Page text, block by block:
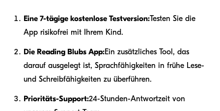
Eine 7-tägige kostenlose Testversion:Testen Sie die
App risikofrei mit Ihrem Kind.
Die Reading Blubs App:Ein zusätzliches Tool, das
darauf ausgelegt ist, Sprachfähigkeiten in frühe Lese-
und Schreibfähigkeiten zu überführen.
Prioritäts-Support:24-Stunden-Antwortzeit von